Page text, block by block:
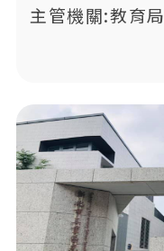
主管機關:教育局